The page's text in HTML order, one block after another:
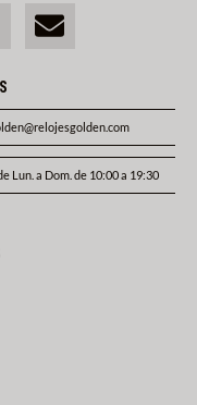
Lun. a Dom. de 10:00 a 19:30